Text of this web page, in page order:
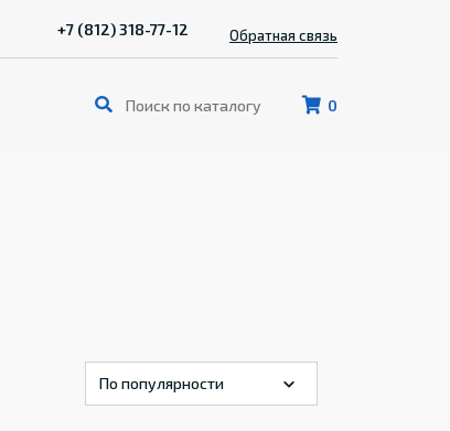
0
+7 (812) 318-77-12 Обратная связь